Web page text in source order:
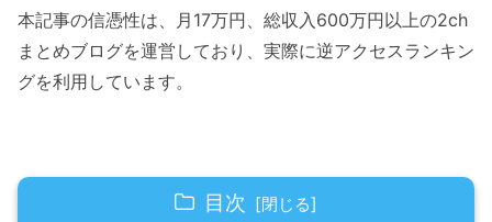
本記事の信憑性は、月17万円、総収入600万円以上の2ch
まとめブログを運営しており、実際に逆アクセスランキン
グを利用しています。
目次